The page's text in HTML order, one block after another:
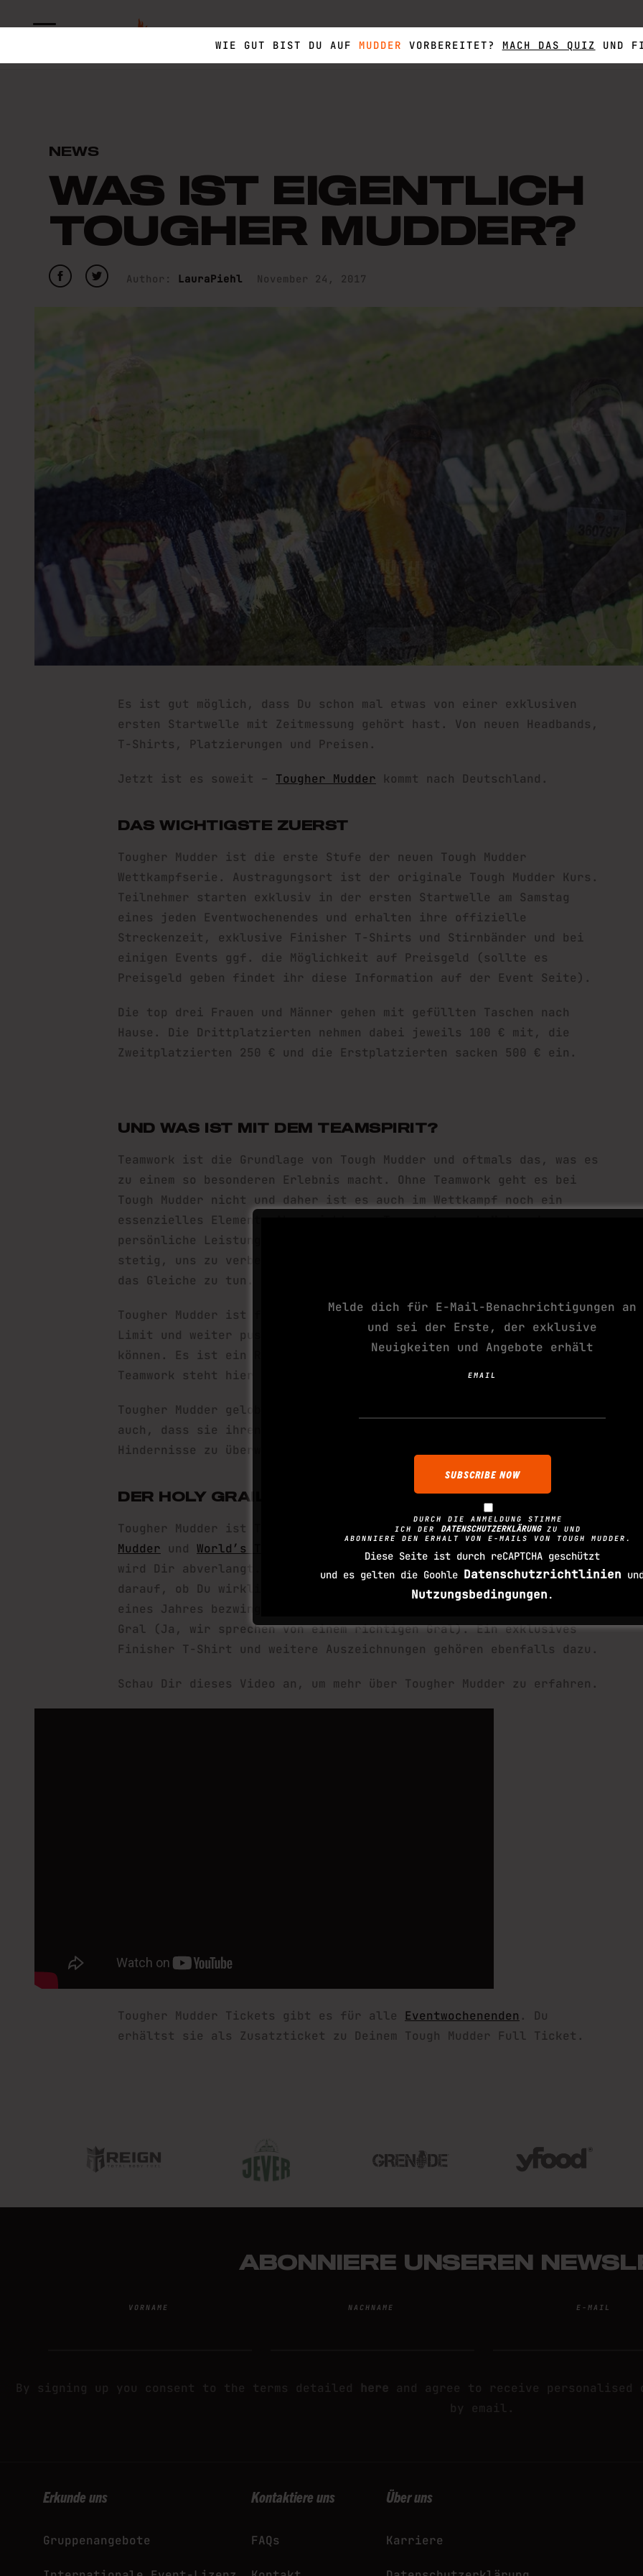
WIE GUT BIST DU AUF MUDDER VORBEREITET? MACH DAS QUIZ UND
NEWS
WAS IST EIGENTLICH
TOUGHER MUDDER?
Author: LauraPiehl November 24, 2017
Es ist gut möglich, dass Du schon mal etwas von einer exklusiven
ersten Startwelle mit Zeitmessung gehört hast. Von neuen Headbands,
T-Shirts, Platzierungen und Preisen.
Jetzt ist es soweit – Tougher Mudder kommt nach Deutschland.
DAS WICHTIGSTE ZUERST
Tougher Mudder ist die erste Stufe der neuen Tough Mudder
Wettkampfserie. Austragungsort ist der originale Tough Mudder Kurs.
Teilnehmer starten exklusiv in der ersten Startwelle am Samstag
eines jeden Eventwochenendes und erhalten ihre offizielle
Streckenzeit, exklusive Finisher T-Shirts und Stirnbänder und bei
einigen Events ggf. die Möglichkeit auf Preisgeld (sollte es
Preisgeld geben findet ihr diese Information auf der Event Seite).
Die top drei Frauen und Männer gehen mit gefüllten Taschen nach
Hause. Die Drittplatzierten nehmen dabei jeweils 100 € mit, die
Zweitplatzierten 250 € und die Erstplatzierten sacken 500 € ein.
UND WAS IST MIT DEM TEAMSPIRIT?
Teamwork ist die Grundlage von Tough Mudder und oftmals das, was es
zu einem so besonderen Erlebnis macht. Ohne Teamwork geht es bei
Tough Mudder nicht und daher ist es auch im Wettkampf noch ein
essenzielles Element. Aber nicht nur Teamwork, auch Mut und
persönliche Leistung sind wichtige Werte für uns. Wir versuchen
stetig, uns zu verbessern und wir wollen Dir die Möglichkeit geben,
das Gleiche zu tun.
Tougher Mudder ist für die, die noch mehr wollen. Die sich bis ans
Limit und weiter pushen und wissen wollen, wie weit sie gehen
können. Es ist ein Rennen mit anderen und gegen Dich selbst.
Teamwork steht hier immer noch ganz oben.
Tougher Mudder geloben vor dem Start, so wie die anderen Mudder
auch, dass sie ihren Mit-Muddern helfen, den Kurs zu beenden und
Hindernisse zu überwinden.
DER HOLY GRAIL
Tougher Mudder ist Teil der Wettkampfserie, zusammen mitToughest
Mudder und World’s Toughest Mudder
. Je weiter Du gehst, desto mehr
wird Dir abverlangt. Immer neue Herausforderungen testen Dich
darauf, ob Du wirklich tough genug bist. Wenn Du alle drei innerhalb
eines Jahres bezwingst, erlangst Du den
Gral (Ja, wir sprechen von einem richtigen Gral). Ein exklusives
Finisher T-Shirt und weitere Auszeichnungen gehören ebenfalls dazu.
Schau Dir dieses Video an, um mehr über Tougher Mudder zu erfahren.
Tougher Mudder Tickets gibt es für alle Eventwochenenden . Du
erhältst sie als Zusatzticket zu Deinem Tough Mudder Full Ticket.
ABONNIERE UNSEREN
VORNAME NACHNAME E-MAIL
Erkunde uns
Gruppenangebote
Kontaktiere uns
FAQs
Über uns
Karriere
Melde dich für E-Mail-Benachrichtigungen an
und sei der Erste, der exklusive
Neuigkeiten und Angebote erhält
EMAIL
DURCH DIE ANMELDUNG STIMME
ICH DER DATENSCHUTZERKLÄRUNGZU UND
ABONNIERE DEN ERHALT VON E-MAILS VON TOUGH MUDDER.
Diese Seite ist durch reCAPTCHA geschützt
und es gelten die Goohle Datenschutzrichtlinien
Nutzungsbedingungen .